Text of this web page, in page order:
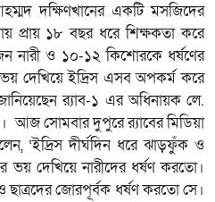
দক্ষিণখানের একটি মসজিদের
প্রায় ১৮ বছর ধরে শিক্ষকতা করে
নারী ও ১০-১২ কিশোরকে ধর্ষণের
দেখিয়ে ইদ্রিস এসব অপকর্ম করে
র‌্যাব-১ এর অধিনায়ক লে.
আজ সোমবার দুপুরে র‌্যাবের মিডিয়া
‘ইদ্রিস দীর্ঘদিন ধরে ঝাড়ফুঁক ও
দেখিয়ে নারীদের ধর্ষণ করতো।
ছাত্রদের জোরপূর্বক ধর্ষণ করতো সে।